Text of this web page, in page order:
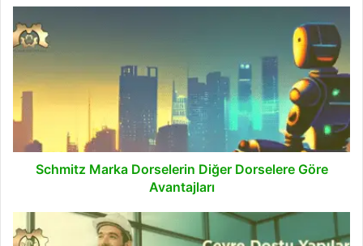
Marka
Dorselerin
Dorselere
Göre
Avantajları
Schmitz Marka Dorselerin Diğer Dorselere Göre
Avantajları
Dostu